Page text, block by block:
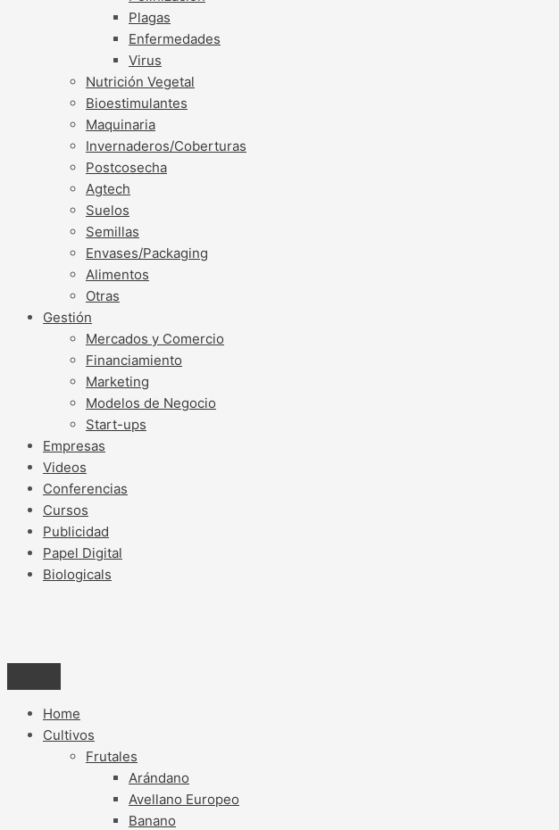
Plagas
Enfermedades
Virus
Nutrición Vegetal
Bioestimulantes
Maquinaria
Invernaderos/Coberturas
Postcosecha
Agtech
Suelos
Semillas
Envases/Packaging
Alimentos
Otras
Gestión
Mercados y Comercio
Financiamiento
Marketing
Modelos de Negocio
Start-ups
Empresas
Videos
Conferencias
Cursos
Publicidad
Papel Digital
Biologicals
Home
Cultivos
Frutales
Arándano
Avellano Europeo
Banano